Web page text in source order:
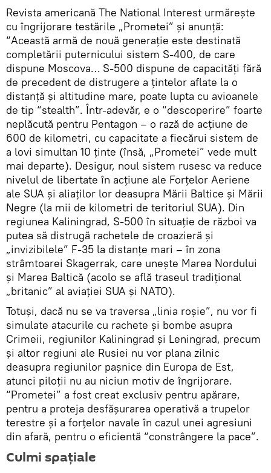
Revista americană The National Interest urmărește
cu îngrijorare testările „Prometei” și anunță:
“Această armă de nouă generație este destinată
completării puternicului sistem S-400, de care
dispune Moscova… S-500 dispune de capacități fără
de precedent de distrugere a țintelor aflate la o
distanță și altitudine mare, poate lupta cu avioanele
de tip “stealth”. Într-adevăr, e o “descoperire” foarte
neplăcută pentru Pentagon – o rază de acțiune de
600 de kilometri, cu capacitate a fiecărui sistem de
a lovi simultan 10 ținte (însă, „Prometei” vede mult
mai departe). Desigur, noul sistem rusesc va reduce
nivelul de libertate în acțiune ale Forțelor Aeriene
ale SUA și aliaților lor deasupra Mării Baltice și Mării
Negre (la mii de kilometri de teritoriul SUA). Din
regiunea Kaliningrad, S-500 în situație de război va
putea să distrugă rachetele de croazieră și
„invizibilele” F-35 la distanțe mari – în zona
strâmtoarei Skagerrak, care unește Marea Nordului
și Marea Baltică (acolo se află traseul tradițional
„britanic” al aviației SUA și NATO).
Totuși, dacă nu se va traversa „linia roșie”, nu vor fi
simulate atacurile cu rachete și bombe asupra
Crimeii, regiunilor Kaliningrad și Leningrad, precum
și altor regiuni ale Rusiei nu vor plana zilnic
deasupra regiunilor pașnice din Europa de Est,
atunci piloții nu au niciun motiv de îngrijorare.
“Prometei” a fost creat exclusiv pentru apărare,
pentru a proteja desfășurarea operativă a trupelor
terestre și a forțelor navale în cazul unei agresiuni
din afară, pentru o eficientă “constrângere la pace”.
Culmi spațiale